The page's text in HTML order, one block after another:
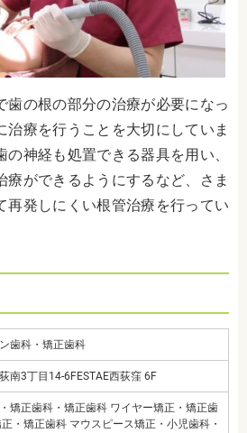
歯の根の部分の治療が必要になっ
治療を行うことを大切にしていま
神経も処置できる器具を用い、
療ができるようにするなど、さま
再発しにくい根管治療を行ってい
歯科・矯正歯科
南3丁目14-6FESTAE西荻窪 6F
矯正歯科・矯正歯科 ワイヤー矯正・矯正歯
・矯正歯科 マウスピース矯正・小児歯科・